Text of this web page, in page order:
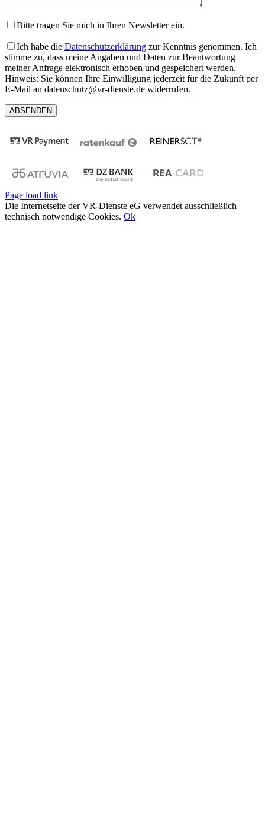
Bitte tragen Sie mich in Ihren Newsletter ein.
Ich habe die Datenschutzerklärung zur Kenntnis genommen. Ich
stimme zu, dass meine Angaben und Daten zur Beantwortung
meiner Anfrage elektronisch erhoben und gespeichert werden.
Hinweis: Sie können Ihre Einwilligung jederzeit für die Zukunft per
E-Mail an datenschutz@vr-dienste.de widerrufen.
Page load link
Die Internetseite der VR-Dienste eG verwendet ausschließlich
technisch notwendige Cookies. Ok